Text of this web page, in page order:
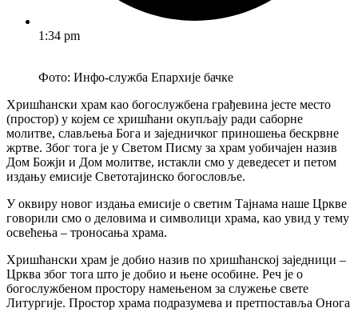
1:34 pm
Фото: Инфо-служба Епархије бачке
Хришћански храм као богослужбена грађевина јесте место
(простор) у којем се хришћани окупљају ради саборне
молитве, слављења Бога и заједничког приношења бескрвне
жртве. Због тога је у Светом Писму за храм уобичајен назив
Дом Божји и Дом молитве, истакли смо у деведесет и петом
издању емисије Светотајинско богословље.
У оквиру новог издања емисије о светим Тајнама наше Цркве
говорили смо о деловима и символици храма, као увид у тему
освећења – троносања храма.
Хришћански храм је добио назив по хришћанској заједници –
Црква због тога што је добио и њене особине. Реч је о
богослужбеном простору намењеном за служење свете
Литургије. Простор храма подразумева и претпоставља Онога